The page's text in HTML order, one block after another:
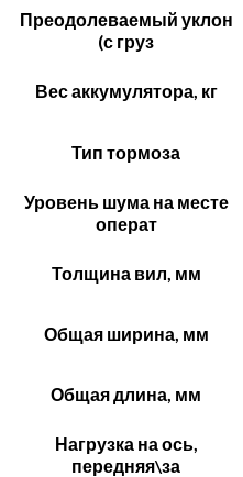
Преодолеваемый уклон
(с груз
Вес аккумулятора, кг
Тип тормоза
Уровень шума на месте
операт
Толщина вил, мм
Общая ширина, мм
Общая длина, мм
Нагрузка на ось,
передняя\за